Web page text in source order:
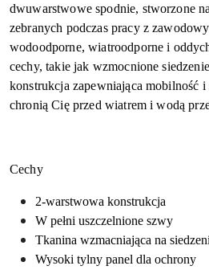
dwuwarstwowe spodnie, stworzone
zebranych podczas pracy z
wodoodporne, wiatroodporne i
cechy, takie jak wzmocnione
konstrukcja zapewniająca mobilność i
chronią Cię przed wiatrem i wodą
Cechy
2-warstwowa konstrukcja
W pełni uszczelnione szwy
Tkanina wzmacniająca na
Wysoki tylny panel dla ochrony